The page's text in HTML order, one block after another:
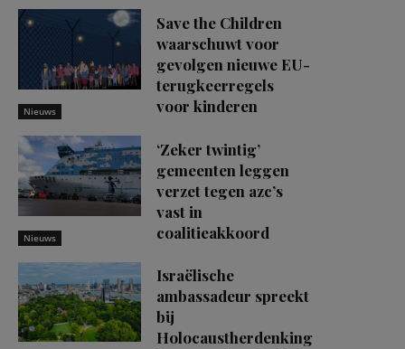
Nieuws
Save the Children
waarschuwt voor
gevolgen nieuwe EU-
terugkeerregels
voor kinderen
Nieuws
‘Zeker twintig’
gemeenten leggen
verzet tegen azc’s
vast in
coalitieakkoord
Israëlische
ambassadeur spreekt
bij
Holocaustherdenking